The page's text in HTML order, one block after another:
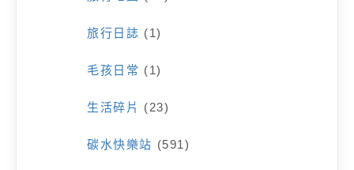
旅行日誌 (1)
毛孩日常 (1)
生活碎片 (23)
碳水快樂站 (591)